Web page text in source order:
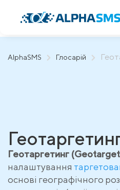
AlphaSMS Глосарій
Геотаргетинг
налаштування
основі географічного